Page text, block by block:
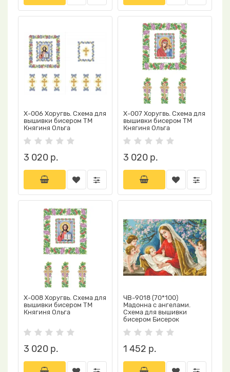
Х-006 Хоругвь. Схема для
вышивки бисером ТМ
Княгиня Ольга
3 020 р.
Х-007 Хоругвь. Схема для
вышивки бисером ТМ
Княгиня Ольга
3 020 р.
Х-008 Хоругвь. Схема для
вышивки бисером ТМ
Княгиня Ольга
3 020 р.
ЧВ-9018 (70*100)
Мадонна с ангелами.
Схема для вышивки
бисером Бисерок
1 452 р.